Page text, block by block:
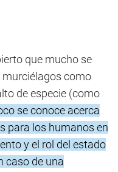
que mucho se
murciélagos como
de especie (como
se conoce acerca
para los humanos en
y el rol del estado
caso de una